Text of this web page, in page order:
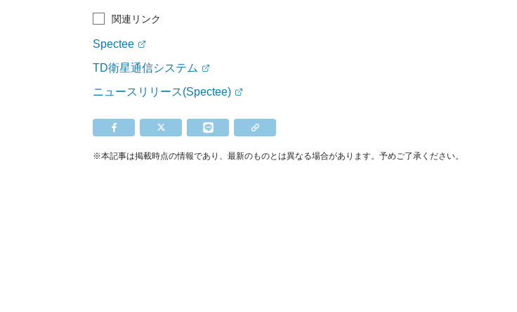
関連リンク
Spectee
TD衛星通信システム
ニュースリリース(Spectee)
※本記事は掲載時点の情報であり、最新のものとは異なる場合があります。予めご了承ください。